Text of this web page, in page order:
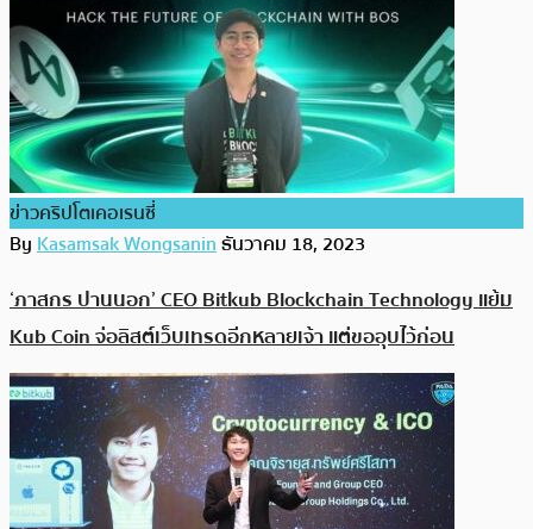
ข่าวคริปโตเคอเรนซี่
ByKasamsak Wongsaninธันวาคม 18, 2023
‘ภาสกร ปานนอก’ CEO Bitkub Blockchain Technology แย้ม
Kub Coin จ่อลิสต์เว็บเทรดอีกหลายเจ้า แต่ขออุบไว้ก่อน